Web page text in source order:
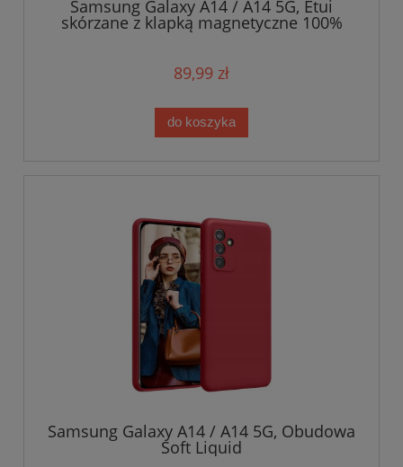
Samsung Galaxy A14 / A14 5G, Etui
skórzane z klapką magnetyczne 100%
skóra
89,99 zł
do koszyka
Samsung Galaxy A14 / A14 5G, Obudowa
Soft Liquid